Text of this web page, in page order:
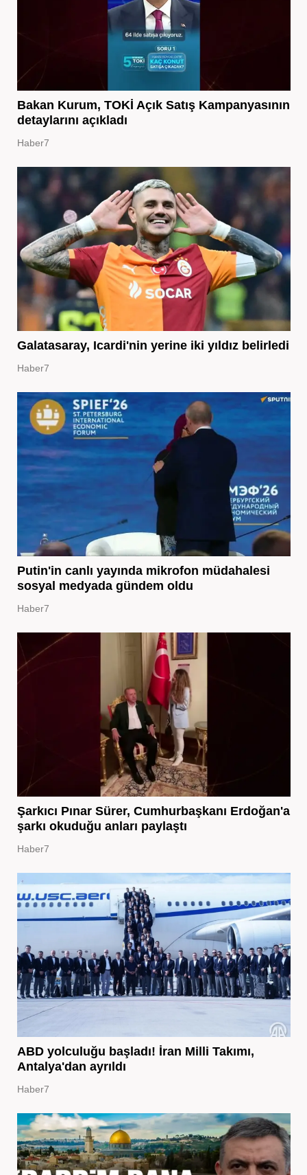
Bakan Kurum, TOKİ Açık Satış Kampanyasının
detaylarını açıkladı
Haber7
Galatasaray, Icardi'nin yerine iki yıldız belirledi
Haber7
Putin'in canlı yayında mikrofon müdahalesi
sosyal medyada gündem oldu
Haber7
Şarkıcı Pınar Sürer, Cumhurbaşkanı Erdoğan'a
şarkı okuduğu anları paylaştı
Haber7
ABD yolculuğu başladı! İran Milli Takımı,
Antalya'dan ayrıldı
Haber7